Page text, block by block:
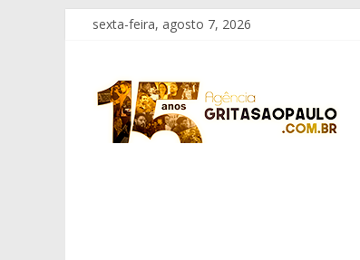
Pular
conteúdo
sexta-feira, agosto 7, 2026
Grita
São